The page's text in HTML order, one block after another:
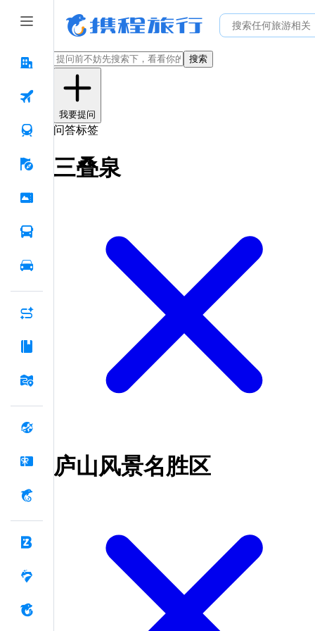
搜索
我要提问
问答标签
三叠泉
庐山风景名胜区